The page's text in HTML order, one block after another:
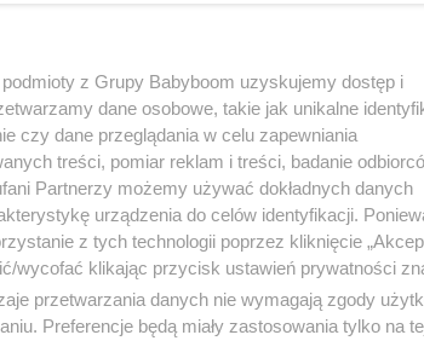
że kolejny raz postanowiłam go podjąć. Tym
jestem nastawiony na holistyczne podejście
z Grupy Babyboom uzyskujemy dostęp i
dane osobowe, takie jak unikalne
czy dane przeglądania w celu zapewniania
treści, pomiar reklam i treści, badanie
Partnerzy możemy używać dokładnych danych
urządzenia do celów identyfikacji.
z tych technologii poprzez kliknięcie
wycofać klikając przycisk ustawień prywatności
przetwarzania danych nie wymagają zgody
Preferencje będą miały zastosowania tylko na